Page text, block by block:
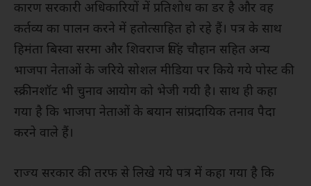
कारण सरकारी अधिकारियों में प्रतिशोध का डर है और वह
कर्तव्य का पालन करने में हतोत्साहित हो रहे हैं। पत्र के साथ
हिमंता बिस्वा सरमा और शिवराज सिंह चौहान सहित अन्य
भाजपा नेताओं के जरिये सोशल मीडिया पर किये गये पोस्ट की
स्क्रीनशॉट भी चुनाव आयोग को भेजी गयी है। साथ ही कहा
गया है कि भाजपा नेताओं के बयान सांप्रदायिक तनाव पैदा
करने वाले हैं।
राज्य सरकार की तरफ से लिखे गये पत्र में कहा गया है कि